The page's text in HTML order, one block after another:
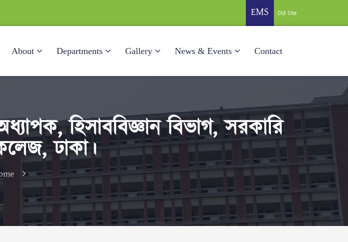
EMS Old Site
About Departments Gallery News & Events Contact
হিসাববিজ্ঞান বিভাগ, সরকারি
ঢাকা।